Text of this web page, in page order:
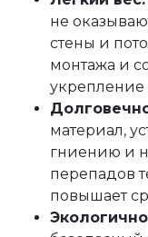
не
стены и
монтажа и
укрепление
материал,
гниению и
перепадов
повышает